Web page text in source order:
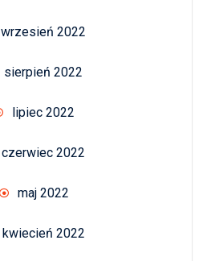
wrzesień 2022
sierpień 2022
lipiec 2022
czerwiec 2022
maj 2022
kwiecień 2022